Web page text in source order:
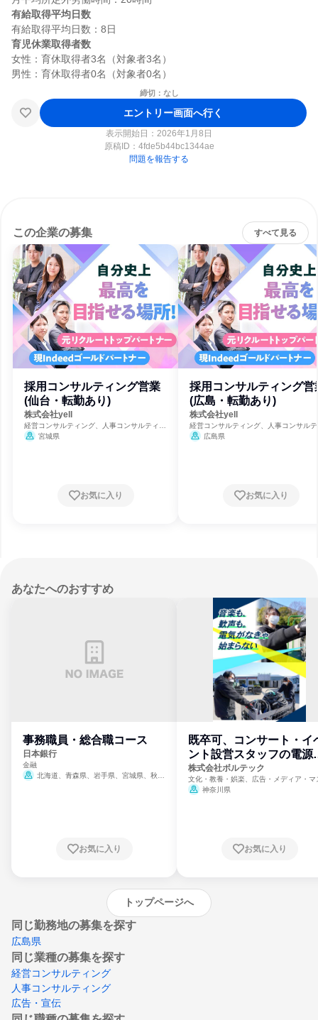
有給取得平均日数
育児休業取得者数
女性：育休取得者3名（対象者3名）
締切：なし
エントリー画面へ行く
表示開始日：2026年1月8日
原稿ID： 4fde5b44bc1344ae
問題を報告する
この企業の募集 すべて見る
採用コンサルティング営業
(仙台・転勤あり)
株式会社yell
経営コンサルティング、人事コンサルティン
グ、広告・宣伝
宮城県
お気に入り
採用コンサルティング営
(広島・転勤あり)
株式会社yell
経営コンサルティング、人事コンサル
グ、広告・宣伝
広島県
お気に入り
あなたへのおすすめ
事務職員・総合職コース
日本銀行
金融
北海道、青森県、岩手県、宮城県、秋田
崎県、熊本県、大分県、宮崎県、鹿児島県、
お気に入り
既卒可、コンサート・イ
ント設営スタッフの電源
門
株式会社ボルテック
文化・教養・娯楽、広告・メディア・マ
ミ、電力・ガス・水道・エネルギー
神奈川県
お気に入り
トップページへ
同じ勤務地の募集を探す
広島県
同じ業種の募集を探す
経営コンサルティング
人事コンサルティング
広告・宣伝